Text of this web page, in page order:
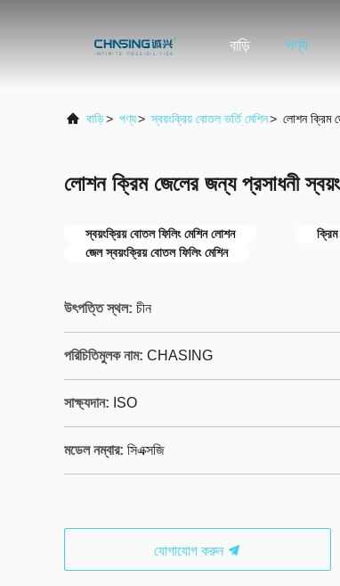
বাড়ি পণ্য
বাড়ি> পণ্য> স্বয়ংক্রিয় বোতল ভর্তি মেশিন> লোশন ক্রিম
লোশন ক্রিম জেলের জন্য প্রসাধনী
স্বয়ংক্রিয় বোতল ফিলিং মেশিন লোশন
জেল স্বয়ংক্রিয় বোতল ফিলিং মেশিন
উৎপত্তি স্থল: চীন
পরিচিতিমুলক নাম: CHASING
সাক্ষ্যদান: ISO
মডেল নম্বার: সিএক্সজি
যোগাযোগ করুন